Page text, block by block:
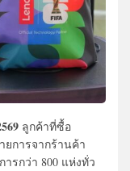
ลูกค้าที่ซื้อ
ยการจากร้านค้า
รกว่า 800 แห่งทั่ว